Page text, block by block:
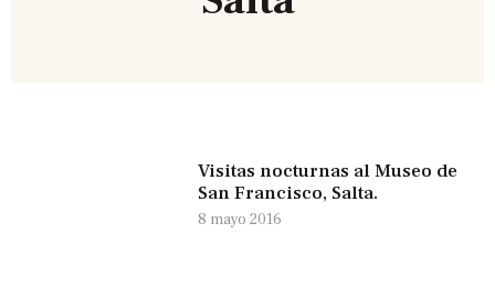
Visitas nocturnas al Museo de
San Francisco, Salta.
8 mayo 2016